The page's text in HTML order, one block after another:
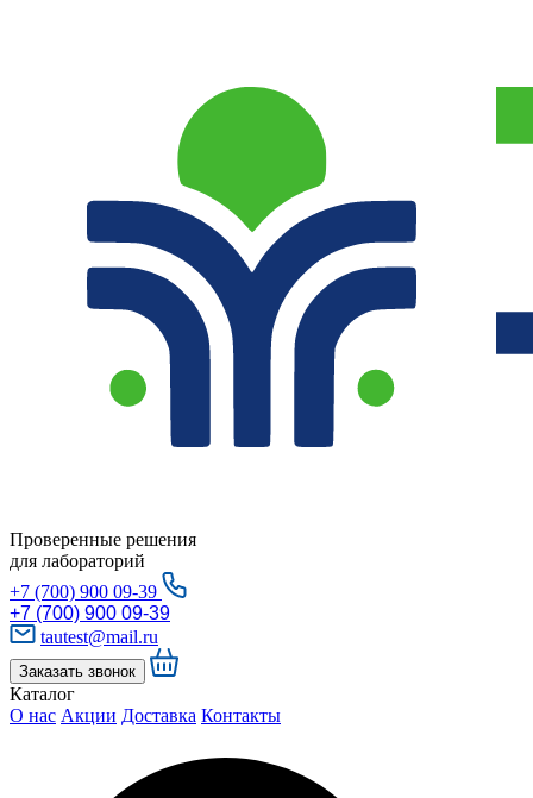
Проверенные решения
для лабораторий
+7 (700) 900 09-39
+7 (700) 900 09-39
tautest@mail.ru
Заказать звонок
Каталог
О нас Акции Доставка Контакты